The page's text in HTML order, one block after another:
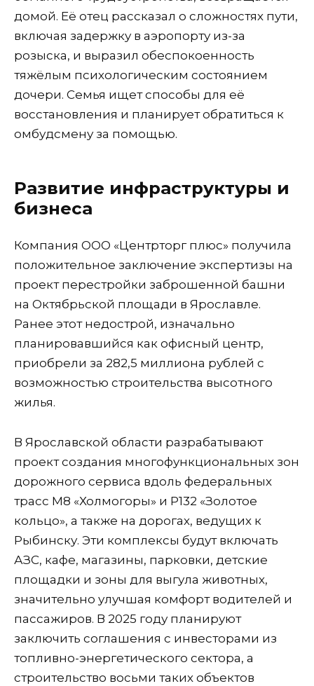
домой. Её отец рассказал о сложностях пути,
включая задержку в аэропорту из-за
розыска, и выразил обеспокоенность
тяжёлым психологическим состоянием
дочери. Семья ищет способы для её
восстановления и планирует обратиться к
омбудсмену за помощью.
Развитие инфраструктуры и
бизнеса
Компания ООО «Центрторг плюс» получила
положительное заключение экспертизы на
проект перестройки заброшенной башни
на Октябрьской площади в Ярославле.
Ранее этот недострой, изначально
планировавшийся как офисный центр,
приобрели за 282,5 миллиона рублей с
возможностью строительства высотного
жилья.
В Ярославской области разрабатывают
проект создания многофункциональных зон
дорожного сервиса вдоль федеральных
трасс М8 «Холмогоры» и Р132 «Золотое
кольцо», а также на дорогах, ведущих к
Рыбинску. Эти комплексы будут включать
АЗС, кафе, магазины, парковки, детские
площадки и зоны для выгула животных,
значительно улучшая комфорт водителей и
пассажиров. В 2025 году планируют
заключить соглашения с инвесторами из
топливно-энергетического сектора, а
строительство восьми таких объектов